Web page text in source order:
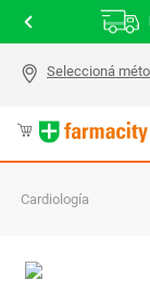
Cardiología